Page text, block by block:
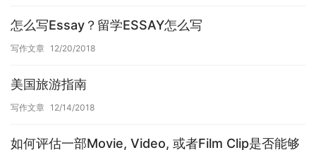
怎么写Essay？留学ESSAY怎么写
写作文章 12/20/2018
美国旅游指南
写作文章 12/14/2018
如何评估一部Movie, Video, 或者Film Clip是否能够